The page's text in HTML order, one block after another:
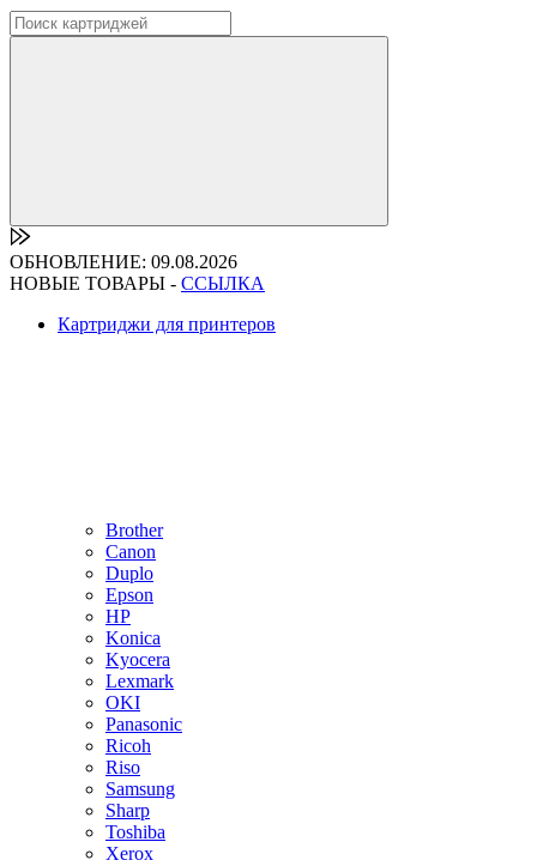
ОБНОВЛЕНИЕ: 09.08.2026
НОВЫЕ ТОВАРЫ - ССЫЛКА
Картриджи для принтеров
Brother
Canon
Duplo
Epson
HP
Konica
Kyocera
Lexmark
OKI
Panasonic
Ricoh
Riso
Samsung
Sharp
Toshiba
Xerox